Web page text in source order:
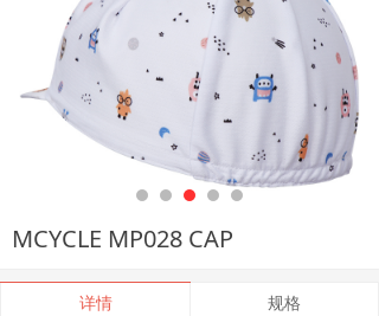
MCYCLE MP028 CAP
详情 规格